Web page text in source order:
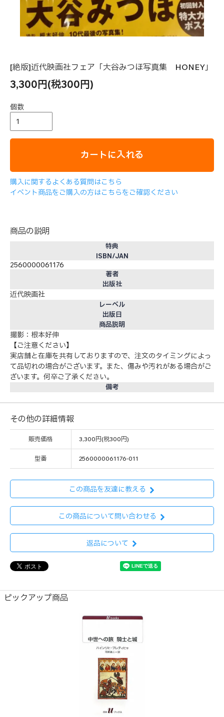
[絶版]近代映画社フェア「大谷みつほ写真集 HONEY」
3,300円(税300円)
個数
カートに入れる
購入に関するよくある質問はこちら
イベント商品をご購入の方はこちらをご確認ください
商品の説明
特典
ISBN/JAN
2560000061176
著者
出版社
近代映画社
レーベル
出版日
商品説明
撮影：根本好伸
【ご注意ください】
実店舗と在庫を共有しておりますので、注文のタイミングによっ
て品切れの場合がございます。また、傷みや汚れがある場合がご
ざいます。何卒ご了承ください。
備考
その他の詳細情報
販売価格 3,300円(税300円)
型番 2560000061176-011
この商品を友達に教える
この商品について問い合わせる
返品について
ピックアップ商品